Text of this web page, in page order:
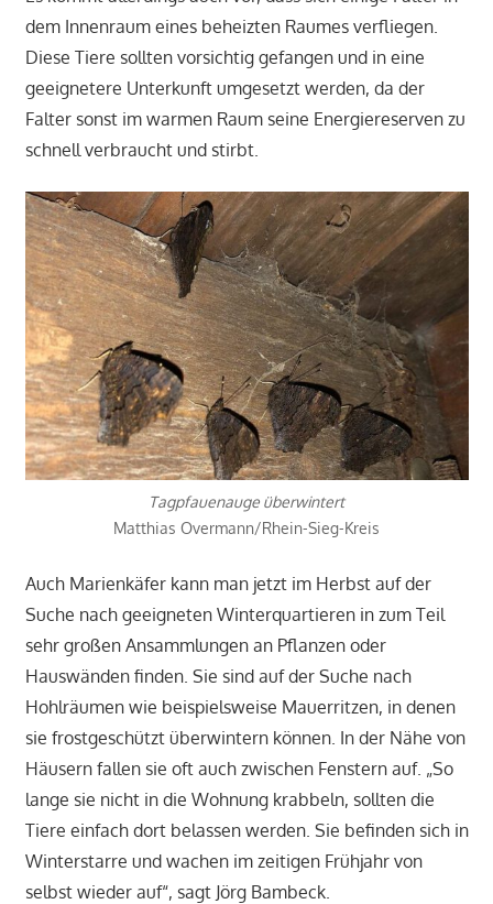
dem Innenraum eines beheizten Raumes verfliegen.
Diese Tiere sollten vorsichtig gefangen und in eine
geeignetere Unterkunft umgesetzt werden, da der
Falter sonst im warmen Raum seine Energiereserven zu
schnell verbraucht und stirbt.
Tagpfauenauge überwintert
Matthias Overmann/Rhein-Sieg-Kreis
Auch Marienkäfer kann man jetzt im Herbst auf der
Suche nach geeigneten Winterquartieren in zum Teil
sehr großen Ansammlungen an Pflanzen oder
Hauswänden finden. Sie sind auf der Suche nach
Hohlräumen wie beispielsweise Mauerritzen, in denen
sie frostgeschützt überwintern können. In der Nähe von
Häusern fallen sie oft auch zwischen Fenstern auf. „So
lange sie nicht in die Wohnung krabbeln, sollten die
Tiere einfach dort belassen werden. Sie befinden sich in
Winterstarre und wachen im zeitigen Frühjahr von
selbst wieder auf“, sagt Jörg Bambeck.